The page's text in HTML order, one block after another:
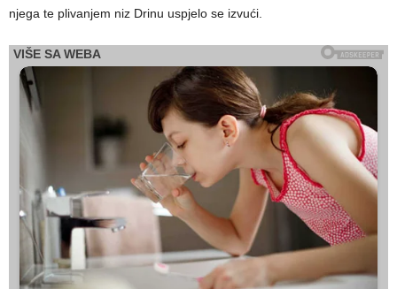
njega te plivanjem niz Drinu uspjelo se izvući.